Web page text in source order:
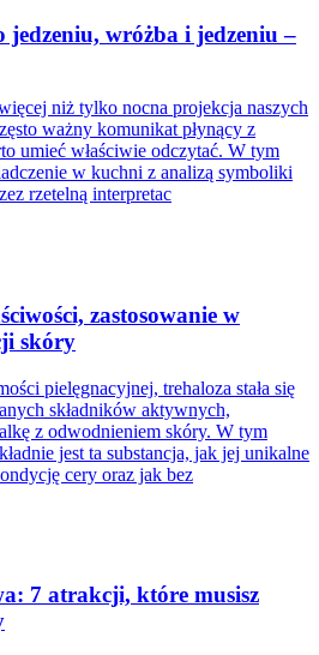
jedzeniu, wróżba i jedzeniu –
niż tylko nocna projekcja naszych
ważny komunikat płynący z
umieć właściwie odczytać. W tym
w kuchni z analizą symboliki
rzetelną interpretac
zastosowanie w
skóry
pielęgnacyjnej, trehaloza stała się
składników aktywnych,
z odwodnieniem skóry. W tym
jest ta substancja, jak jej unikalne
cery oraz jak bez
7 atrakcji, które musisz